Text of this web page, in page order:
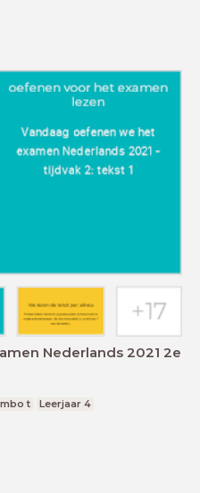
Nederlands 2021 2e
t Leerjaar 4